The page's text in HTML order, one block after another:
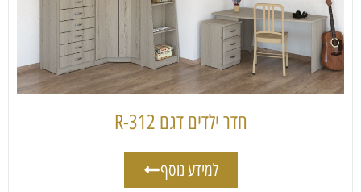
חדר ילדים דגם 312-R
למידע נוסף